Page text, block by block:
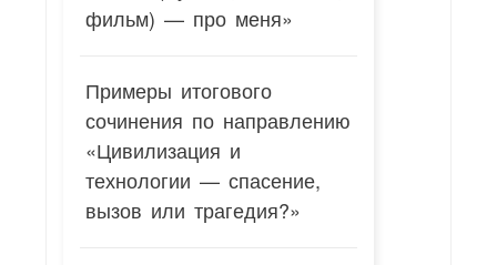
фильм) — про меня»
Примеры итогового
сочинения по направлению
«Цивилизация и
технологии — спасение,
вызов или трагедия?»